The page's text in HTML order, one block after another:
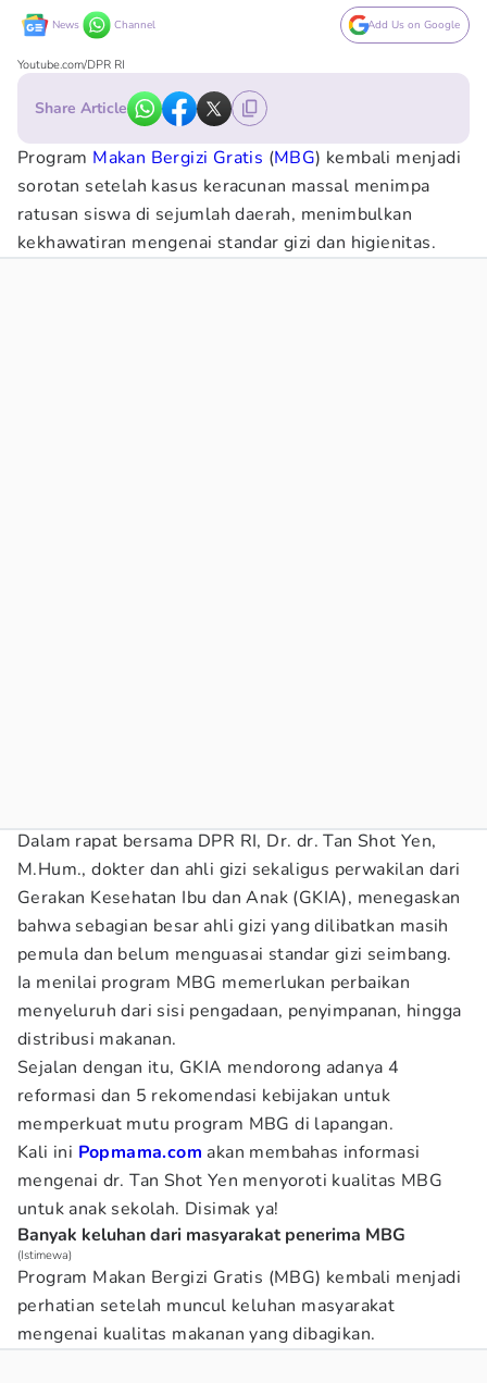
News Channel Add Us on Google
Youtube.com/DPR RI
Share Article
Program Makan Bergizi Gratis (MBG) kembali menjadi
sorotan setelah kasus keracunan massal menimpa
ratusan siswa di sejumlah daerah, menimbulkan
kekhawatiran mengenai standar gizi dan higienitas.
Dalam rapat bersama DPR RI, Dr. dr. Tan Shot Yen,
M.Hum., dokter dan ahli gizi sekaligus perwakilan dari
Gerakan Kesehatan Ibu dan Anak (GKIA), menegaskan
bahwa sebagian besar ahli gizi yang dilibatkan masih
pemula dan belum menguasai standar gizi seimbang.
Ia menilai program MBG memerlukan perbaikan
menyeluruh dari sisi pengadaan, penyimpanan, hingga
distribusi makanan.
Sejalan dengan itu, GKIA mendorong adanya 4
reformasi dan 5 rekomendasi kebijakan untuk
memperkuat mutu program MBG di lapangan.
Kali ini Popmama.com akan membahas informasi
mengenai dr. Tan Shot Yen menyoroti kualitas MBG
untuk anak sekolah. Disimak ya!
Banyak keluhan dari masyarakat penerima MBG
(Istimewa)
Program Makan Bergizi Gratis (MBG) kembali menjadi
perhatian setelah muncul keluhan masyarakat
mengenai kualitas makanan yang dibagikan.